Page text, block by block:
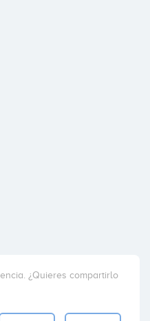
¿Quieres compartirlo